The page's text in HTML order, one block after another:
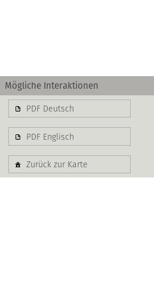
Mögliche Interaktionen
PDF Deutsch
PDF Englisch
Zurück zur Karte